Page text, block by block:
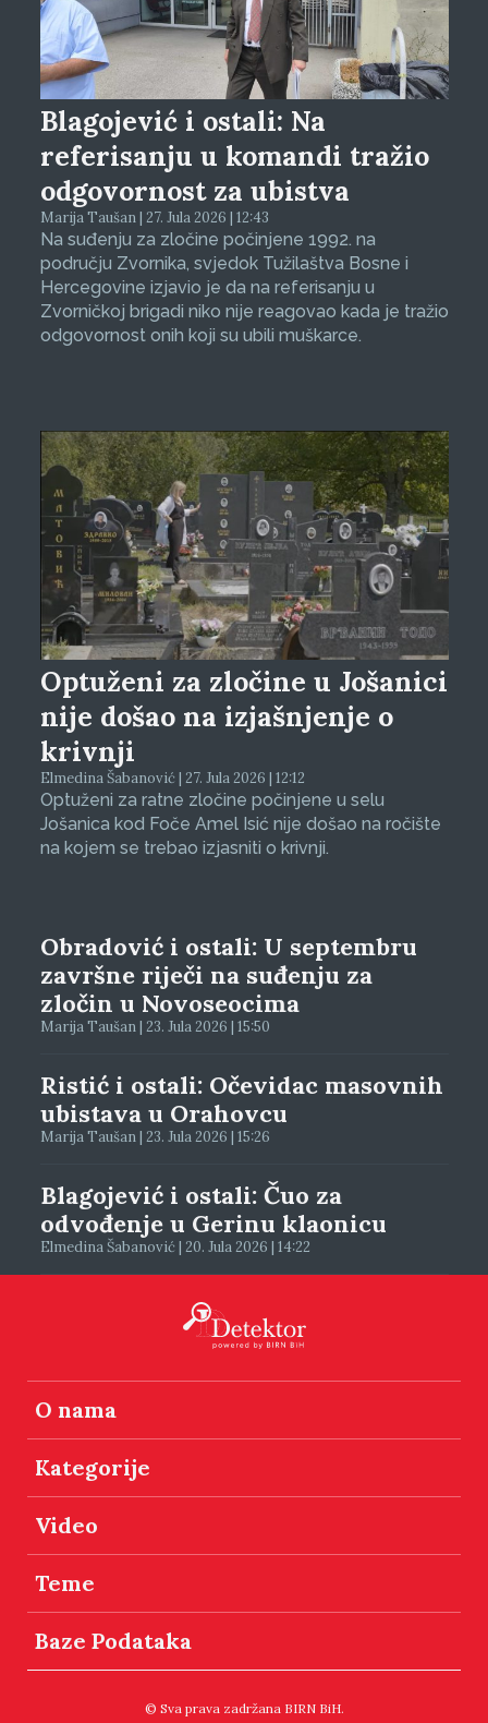
Blagojević i ostali: Na
referisanju u komandi tražio
odgovornost za ubistva
Marija Taušan | 27. Jula 2026 | 12:43
Na suđenju za zločine počinjene 1992. na
području Zvornika, svjedok Tužilaštva Bosne i
Hercegovine izjavio je da na referisanju u
Zvorničkoj brigadi niko nije reagovao kada je tražio
odgovornost onih koji su ubili muškarce.
Optuženi za zločine u Jošanici
nije došao na izjašnjenje o
krivnji
Elmedina Šabanović | 27. Jula 2026 | 12:12
Optuženi za ratne zločine počinjene u selu
Jošanica kod Foče Amel Isić nije došao na ročište
na kojem se trebao izjasniti o krivnji.
Obradović i ostali: U septembru
završne riječi na suđenju za
zločin u Novoseocima
Marija Taušan | 23. Jula 2026 | 15:50
Ristić i ostali: Očevidac masovnih
ubistava u Orahovcu
Marija Taušan | 23. Jula 2026 | 15:26
Blagojević i ostali: Čuo za
odvođenje u Gerinu klaonicu
Elmedina Šabanović | 20. Jula 2026 | 14:22
O nama
Kategorije
Video
Teme
Baze Podataka
© Sva prava zadržana BIRN BiH.